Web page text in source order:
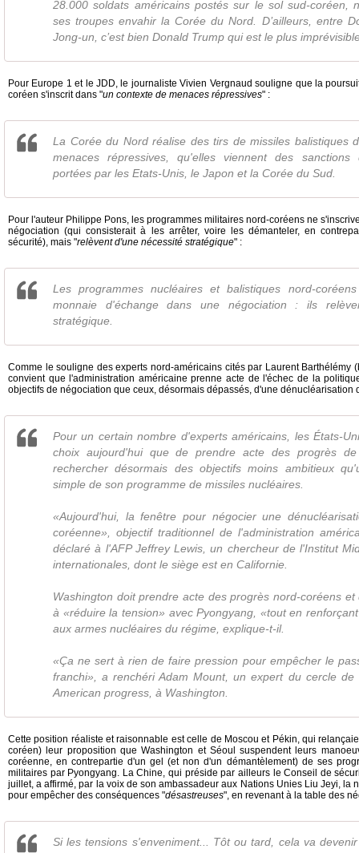
28.000 soldats américains postés sur le sol sud-coréen,
ses troupes envahir la Corée du Nord. D’ailleurs, entre
Jong-un, c’est bien Donald Trump qui est le plus
Pour Europe 1 et le JDD, le journaliste Vivien Vergnaud souligne que la
coréen s'inscrit dans "un contexte de menaces répressives" :
La Corée du Nord réalise des tirs de missiles balistiques
menaces répressives, qu'elles viennent des sanctions
portées par les Etats-Unis, le Japon et la Corée du Sud.
Pour l'auteur Philippe Pons, les programmes militaires nord-coréens ne
négociation (qui consisterait à les arrêter, voire les démanteler, en
sécurité), mais "relèvent d'une nécessité stratégique" :
Les programmes nucléaires et balistiques nord-
monnaie d'échange dans une négociation : ils
stratégique.
Comme le souligne des experts nord-américains cités par Laurent Barthélémy
convient que l'administration américaine prenne acte de l'échec de la
objectifs de négociation que ceux, désormais dépassés, d'une dénucléarisation
Pour un certain nombre d'experts américains, les États-
choix aujourd'hui que de prendre acte des progrès
rechercher désormais des objectifs moins ambitieux
simple de son programme de missiles nucléaires.
«Aujourd'hui, la fenêtre pour négocier une
coréenne», objectif traditionnel de l'administration
déclaré à l'AFP Jeffrey Lewis, un chercheur de l'Institut
internationales, dont le siège est en Californie.
Washington doit prendre acte des progrès nord-coréens
à «réduire la tension» avec Pyongyang, «tout en
aux armes nucléaires du régime, explique-t-il.
«Ça ne sert à rien de faire pression pour empêcher le
franchi», a renchéri Adam Mount, un expert du cercle de
American progress, à Washington.
Cette position réaliste et raisonnable est celle de Moscou et Pékin, qui
coréen) leur proposition que Washington et Séoul suspendent leurs
coréenne, en contrepartie d'un gel (et non d'un démantèlement) de ses
militaires par Pyongyang. La Chine, qui préside par ailleurs le Conseil de
juillet, a affirmé, par la voix de son ambassadeur aux Nations Unies Liu Jeyi, la
pour empêcher des conséquences "désastreuses", en revenant à la table des
Si les tensions s'enveniment... Tôt ou tard, cela va